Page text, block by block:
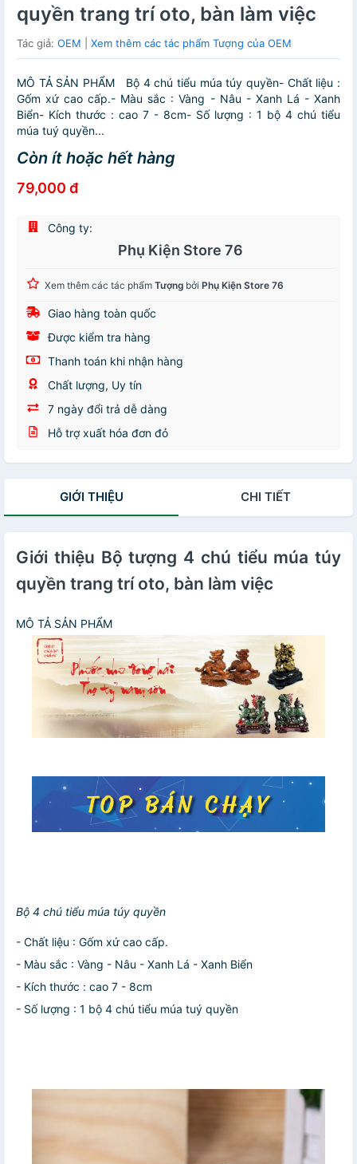
quyền trang trí oto, bàn làm việc
Tác giả: OEM Xem thêm các tác phẩm Tượng của OEM
MÔ TẢ SẢN PHẨM Bộ 4 chú tiểu múa túy quyền- Chất liệu :
Gốm xứ cao cấp.- Màu sắc : Vàng - Nâu - Xanh Lá - Xanh
Biển- Kích thước : cao 7 - 8cm- Số lượng : 1 bộ 4 chú tiểu
múa tuý quyền...
Còn ít hoặc hết hàng
79,000 đ
Công ty:
Phụ Kiện Store 76
Xem thêm các tác phẩm Tượng bởi Phụ Kiện Store 76
Giao hàng toàn quốc
Được kiểm tra hàng
Thanh toán khi nhận hàng
Chất lượng, Uy tín
7 ngày đổi trả dễ dàng
Hỗ trợ xuất hóa đơn đỏ
GIỚI THIỆU CHI TIẾT
Giới thiệu Bộ tượng 4 chú tiểu múa túy
quyền trang trí oto, bàn làm việc
MÔ TẢ SẢN PHẨM
Bộ 4 chú tiểu múa túy quyền
- Chất liệu : Gốm xứ cao cấp.
- Màu sắc : Vàng - Nâu - Xanh Lá - Xanh Biển
- Kích thước : cao 7 - 8cm
- Số lượng : 1 bộ 4 chú tiểu múa tuý quyền